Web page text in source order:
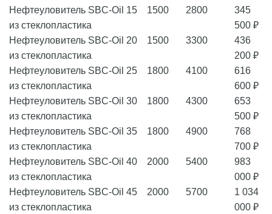
Нефтеуловитель SBC-Oil 15
из стеклопластика
1500 2800
345
500 ₽
Нефтеуловитель SBC-Oil 20
из стеклопластика
1500 3300
436
200 ₽
Нефтеуловитель SBC-Oil 25
из стеклопластика
1800 4100
616
600 ₽
Нефтеуловитель SBC-Oil 30
из стеклопластика
1800 4300
653
500 ₽
Нефтеуловитель SBC-Oil 35
из стеклопластика
1800 4900
768
700 ₽
Нефтеуловитель SBC-Oil 40
из стеклопластика
2000 5400
983
000 ₽
Нефтеуловитель SBC-Oil 45
из стеклопластика
2000 5700
1 034
000 ₽